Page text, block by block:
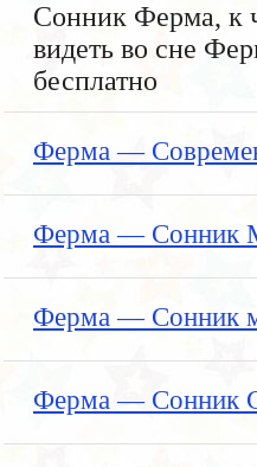
Сонник Ферма, к
видеть во сне
бесплатно
Ферма —
Ферма — Сонник
Ферма — Сонник
Ферма — Сонник